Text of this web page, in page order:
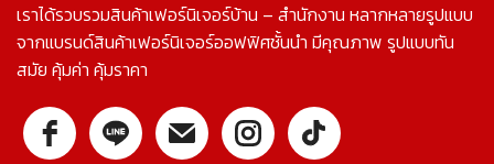
เราได้รวบรวมสินค้าเฟอร์นิเจอร์บ้าน – สำนักงาน หลากหลายรูปแบบ
จากแบรนด์สินค้าเฟอร์นิเจอร์ออฟฟิศชั้นนำ มีคุณภาพ รูปแบบทัน
สมัย คุ้มค่า คุ้มราคา